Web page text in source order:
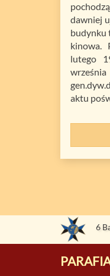
dawniej
budynku
kinowa.
lutego
aktu
6